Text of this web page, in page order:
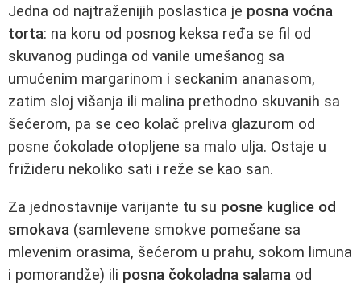
Jedna od najtraženijih poslastica je posna voćna
torta: na koru od posnog keksa ređa se fil od
skuvanog pudinga od vanile umešanog sa
umućenim margarinom i seckanim ananasom,
zatim sloj višanja ili malina prethodno skuvanih sa
šećerom, pa se ceo kolač preliva glazurom od
posne čokolade otopljene sa malo ulja. Ostaje u
frižideru nekoliko sati i reže se kao san.
Za jednostavnije varijante tu su posne kuglice od
smokava (samlevene smokve pomešane sa
mlevenim orasima, šećerom u prahu, sokom limuna
i pomorandže) ili posna čokoladna salama od